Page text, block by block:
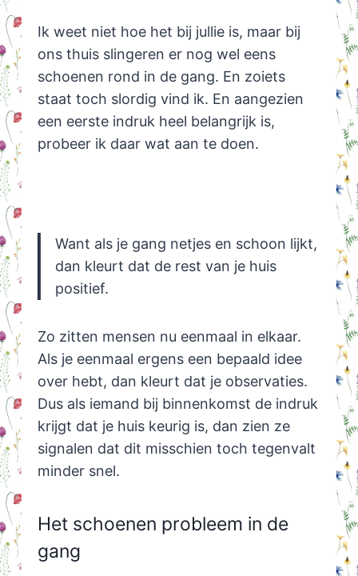
Ik weet niet hoe het bij jullie is, maar bij
ons thuis slingeren er nog wel eens
schoenen rond in de gang. En zoiets
staat toch slordig vind ik. En aangezien
een eerste indruk heel belangrijk is,
probeer ik daar wat aan te doen.
Want als je gang netjes en schoon lijkt,
dan kleurt dat de rest van je huis
positief.
Zo zitten mensen nu eenmaal in elkaar.
Als je eenmaal ergens een bepaald idee
over hebt, dan kleurt dat je observaties.
Dus als iemand bij binnenkomst de indruk
krijgt dat je huis keurig is, dan zien ze
signalen dat dit misschien toch tegenvalt
minder snel.
Het schoenen probleem in de
gang